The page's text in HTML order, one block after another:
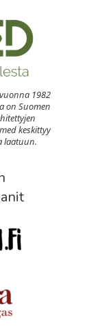
1982
on Suomen
keskittyy
laatuun.